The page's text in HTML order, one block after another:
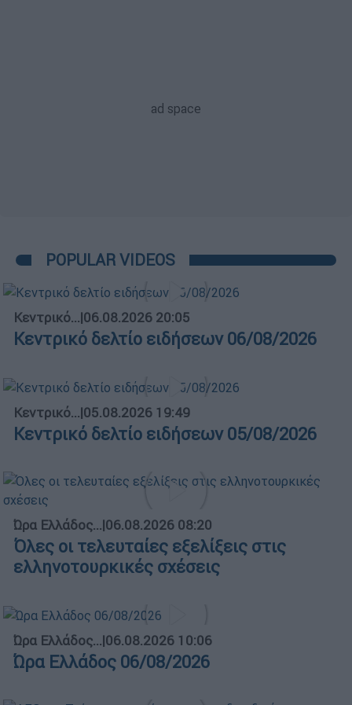
POPULAR VIDEOS
Κεντρικό...|06.08.2026 20:05
Κεντρικό δελτίο ειδήσεων 06/08/2026
Κεντρικό...|05.08.2026 19:49
Κεντρικό δελτίο ειδήσεων 05/08/2026
Ώρα Ελλάδος...|06.08.2026 08:20
Όλες οι τελευταίες εξελίξεις στις
ελληνοτουρκικές σχέσεις
Ώρα Ελλάδος...|06.08.2026 10:06
Ώρα Ελλάδος 06/08/2026